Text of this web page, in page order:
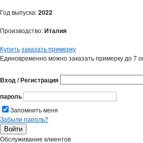
Год выпуска:2022
Производство:Италия
Купитьзаказать примерку
Единовременно можно заказать примерку до 7
Вход / Регистрация
пароль
Запомнить меня
Забыли пароль?
Обслуживание клиентов